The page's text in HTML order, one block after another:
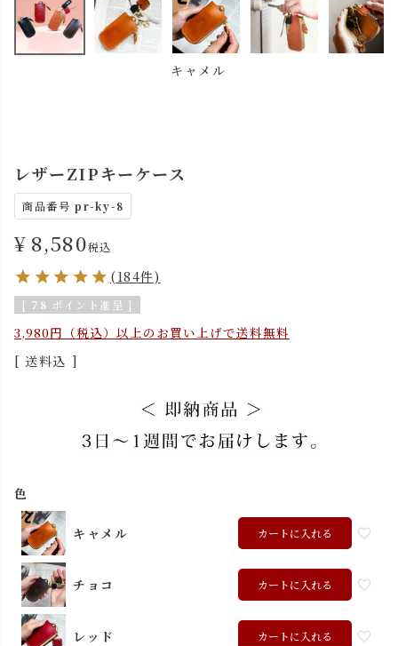
キャメル
レザーZIPキーケース
商品番号 pr-ky-8
¥ 8,580税込
(184件)
[ 78 ポイント進呈 ]
3,980円（税込）以上のお買い上げで送料無料
送料込
色
キャメル カートに入れる
チョコ カートに入れる
レッド カートに入れる